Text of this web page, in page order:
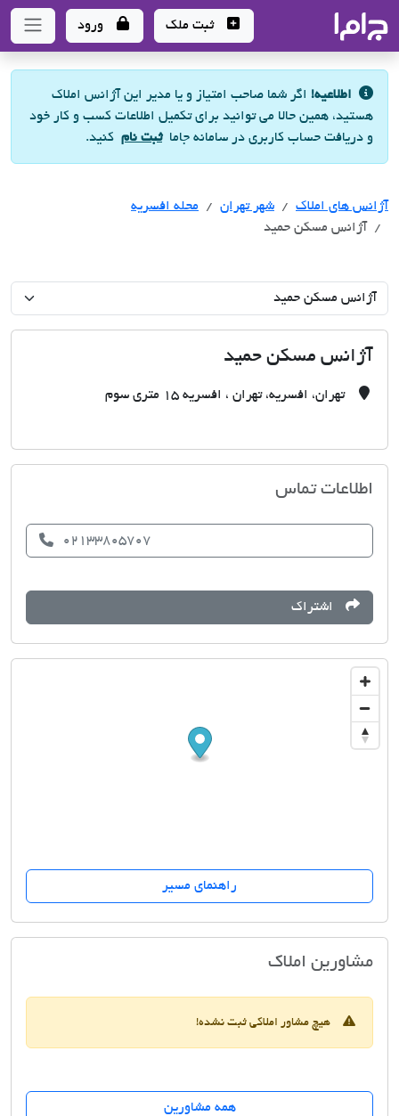
- سامانه جامع املاک و مشاورین املاک
ثبت ملک ورود
اطلاعیه! اگر شما صاحب امتیاز و یا مدیر این آژانس املاک
هستید، همین حالا می توانید برای تکمیل اطلاعات کسب و کار خود
و دریافت حساب کاربری در سامانه جاماثبت نام کنید.
آژانس های املاک آژانس های املاک
شهر تهران آژانس های املاک
محله افسریه
آژانس مسکن حمید
آژانس مسکن حمید
تهران، افسریه، تهران ، افسریه 15 متری سوم
اطلاعات تماس
02133805707
اشتراک
راهنمای مسیر
مشاورین املاکآژانس مسکن حمید
هیچ مشاور املاکی ثبت نشده!
همه مشاورین